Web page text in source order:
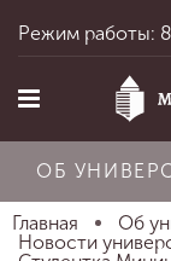
Режим работы:
ОБ
Главная
Об
Новости